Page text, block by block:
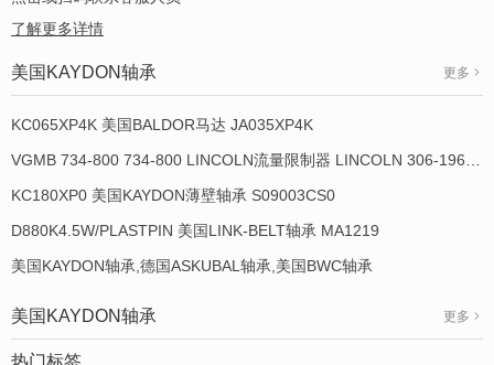
了解更多详情
美国KAYDON轴承 更多
KC065XP4K 美国BALDOR马达 JA035XP4K
KC180XP0 美国KAYDON薄壁轴承 S09003CS0
D880K4.5W/PLASTPIN 美国LINK-BELT轴承 MA1219
美国KAYDON轴承,德国ASKUBAL轴承,美国BWC轴承
美国KAYDON轴承 更多
热门标签